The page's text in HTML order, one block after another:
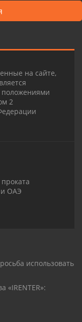
на сайте,
2
и ОАЭ
использовать
«IRENTER»: